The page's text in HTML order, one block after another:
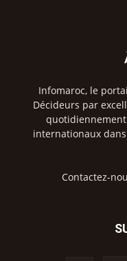
Infomaroc, le
Décideurs par
internationaux
Contactez-